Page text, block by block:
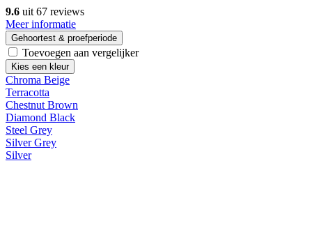
9.6 uit 67 reviews
Meer informatie
Gehoortest & proefperiode
Toevoegen aan vergelijker
Kies een kleur
Chroma Beige
Terracotta
Chestnut Brown
Diamond Black
Steel Grey
Silver Grey
Silver